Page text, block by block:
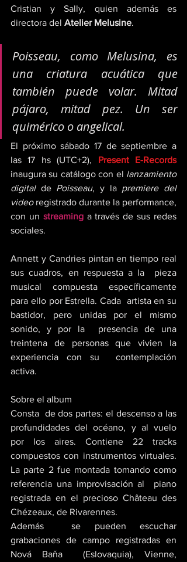
Cristian y Sally, quien además es
directora del Atelier Melusine.
Poisseau, como Melusina, es
una criatura acuática que
también puede volar. Mitad
pájaro, mitad pez. Un ser
quimérico o angelical.
El próximo sábado 17 de septiembre a
las 17 hs (UTC+2), Present E-Records
inaugura su catálogo con el lanzamiento
digital de Poisseau, y la premiere del
video registrado durante la performance,
con un streaming a través de sus redes
sociales.
Annett y Candries pintan en tiempo real
sus cuadros, en respuesta a la  pieza
musical compuesta específicamente
para ello por Estrella. Cada  artista en su
bastidor, pero unidas por el mismo
sonido, y por la  presencia de una
treintena de personas que vivien la
experiencia con su  contemplación
activa.
Sobre el album
Consta  de dos partes: el descenso a las
profundidades del océano, y al vuelo
por los aires. Contiene 22 tracks
compuestos con instrumentos virtuales.
La parte 2 fue montada tomando como
referencia una improvisación al  piano
registrada en el precioso Château des
Chézeaux, de Rivarennes.
Además  se pueden escuchar
grabaciones de campo registradas en
Nová Baňa  (Eslovaquia), Vienne,